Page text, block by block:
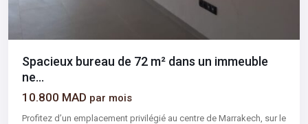
Spacieux bureau de 72 m² dans un immeuble
ne...
10.800 MAD par mois
Profitez d’un emplacement privilégié au centre de Marrakech, sur le